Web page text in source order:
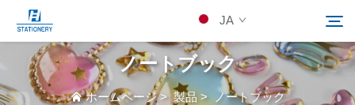
JA
製品
ノートブック
ホームページ>製品> ノートブック